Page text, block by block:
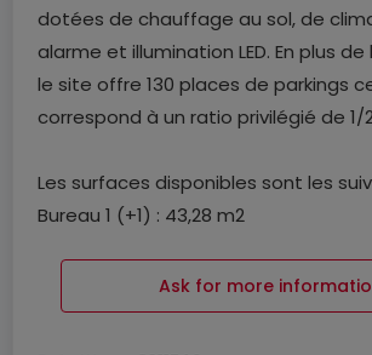
dotées de chauffage au sol, de
alarme et illumination LED. En plus de
le site offre 130 places de parkings
correspond à un ratio privilégié de 1/
Les surfaces disponibles sont les
Bureau 1 (+1) : 43,28 m2
Bureau 3 (+1) : 86,12 m2
Bureau 4 (+1) : 129,90 m2
Ask for more